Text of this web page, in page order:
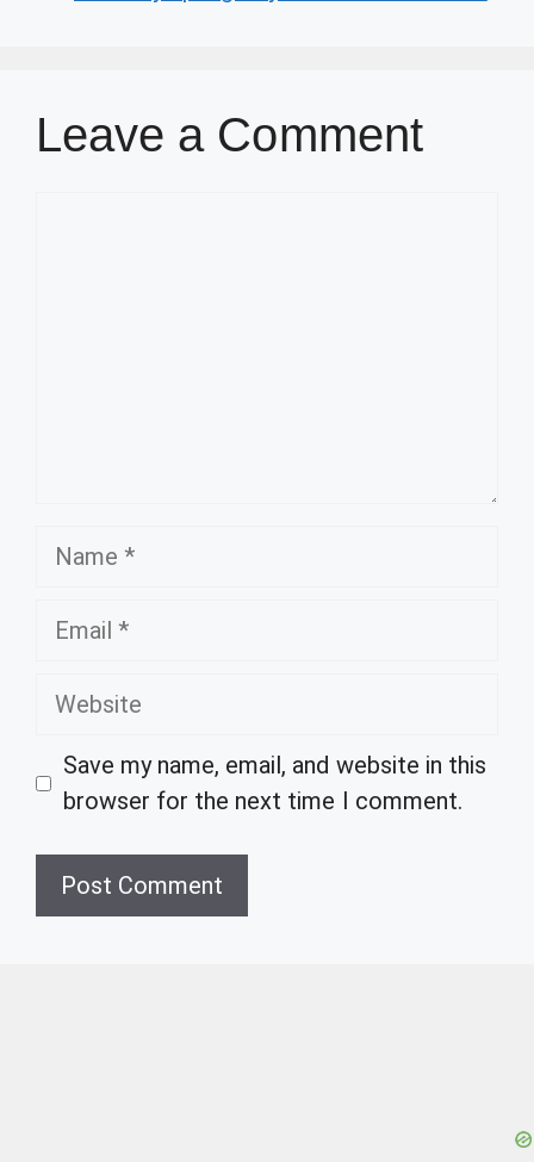
Leave a Comment
Name
Email
Website
Save my name, email, and website in this
browser for the next time I comment.